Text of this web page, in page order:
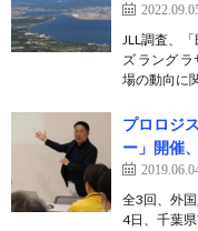
JLL調査、
ズ ラング
場の動向に
プロロジ
ー」開催
全3回、外
4日、千葉